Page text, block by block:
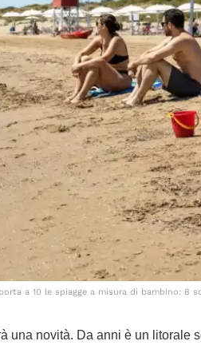
a 10 le spiagge a misura di bambino: 8
una novità. Da anni è un litorale